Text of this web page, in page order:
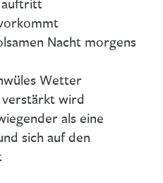
auftritt
Nacht morgens
Wetter
wird
als eine
sich auf den